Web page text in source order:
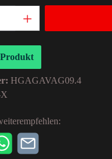
HGAGAVAG09.4